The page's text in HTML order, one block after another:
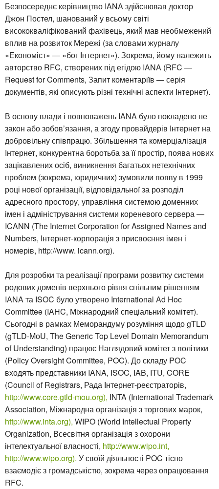
Безпосереднє керівництво IANA здійснював доктор
Джон Постел, шанований у всьому світі
висококваліфікований фахівець, який мав необмежений
вплив на розвиток Мережі (за словами журналу
«Економіст» — «бог Інтернет»). Зокрема, йому належить
авторство RFC, створених під егідою IANA (RFC —
Request for Comments, Запит коментаріїв — серія
документів, які описують різні технічні аспекти Інтернет).
В основу влади і повноважень IANA було покладено не
закон або зобов’язання, а згоду провайдерів Інтернет на
добровільну співпрацю. Збільшення та комерціалізація
Інтернет, конкурентна боротьба за її простір, поява нових
зацікавлених осіб, виникнення багатьох нетехнічних
проблем (зокрема, юридичних) зумовили появу в 1999
році нової організації, відповідальної за розподіл
адресного простору, управління системою доменних
імен і адміністрування системи кореневого сервера —
ICANN (The Internet Corporation for Assigned Names and
Numbers, Інтернет-корпорація з присвоєння імен і
номерів, http://www. icann.org).
Для розробки та реалізації програми розвитку системи
родових доменів верхнього рівня спільним рішенням
IANA та ISOC було утворено International Ad Hoc
Committee (IAHC, Міжнародний спеціальний комітет).
Сьогодні в рамках Меморандуму розуміння щодо gTLD
(gTLD-MоU, The Generic Top Level Domain Memorandum
of Understanding) працює Наглядовий комітет з політики
(Policy Oversight Committee, POC). До складу POC
входять представники IANA, ISOC, IAB, ITU, CORE
(Council of Registrars, Рада Інтернет-реєстраторів,
http://www.core.gtld-mou.org), INTA (International Trademark
Association, Міжнародна організація з торгових марок,
http://www.inta.org), WIPO (World Intellectual Property
Organization, Всесвітня організація з охорони
інтелектуальної власності, http://www.wipo.int,
http://www.wipo.org). У своїй діяльності POC тісно
взаємодіє з громадськістю, зокрема через опрацювання
RFC.